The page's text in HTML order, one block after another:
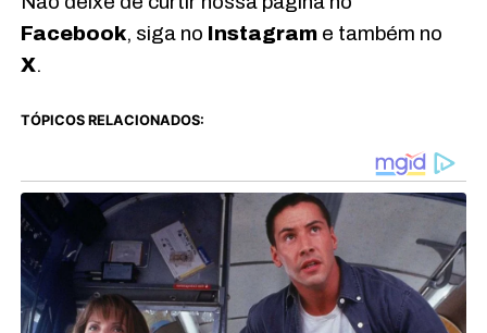
Facebook, siga no Instagrame também no
X.
TÓPICOS RELACIONADOS: